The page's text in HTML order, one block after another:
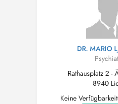
DR. MARIO
Rathausplatz 2 -
8940
Keine